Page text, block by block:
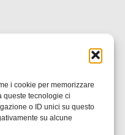
i cookie per memorizzare
queste tecnologie ci
o ID unici su questo
su alcune